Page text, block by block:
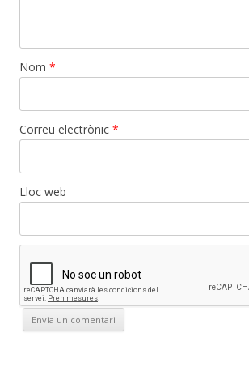
Nom *
Correu electrònic *
Lloc web